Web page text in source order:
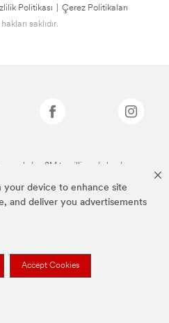
your device to enhance site
and deliver you advertisements
Accept Cookies
Politikası
Çerez Politikaları
saklıdır.
markalar, 3M tescilli markalarıdır.